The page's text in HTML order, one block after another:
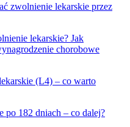
zwolnienie lekarskie przez
lekarskie? Jak
chorobowe
(L4) – co warto
po 182 dniach – co dalej?